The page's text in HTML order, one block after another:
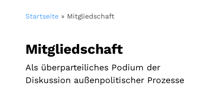
Startseite » Mitgliedschaft
Mitgliedschaft
Als überparteiliches Podium der
Diskussion außenpolitischer Prozesse